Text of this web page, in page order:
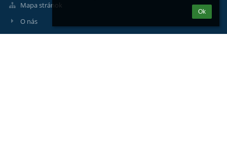
Ok
Mapa stránok
O nás
Kontakt